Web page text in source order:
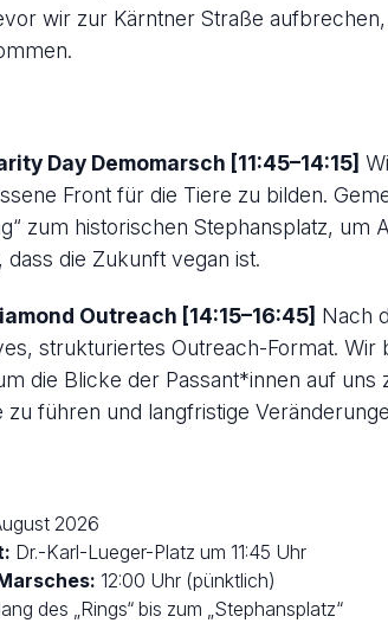
wir zur Kärntner Straße
Day Demomarsch [11:45–14:15]
Front für die Tiere zu bilden.
zum historischen Stephansplatz,
dass die Zukunft vegan ist.
Outreach [14:15–16:45] Nach
strukturiertes Outreach-Format. Wir
die Blicke der Passant*innen auf
führen und langfristige
2026
Dr.-Karl-Lueger-Platz um 11:45 Uhr
12:00 Uhr (pünktlich)
des „Rings“ bis zum „Stephansplatz“